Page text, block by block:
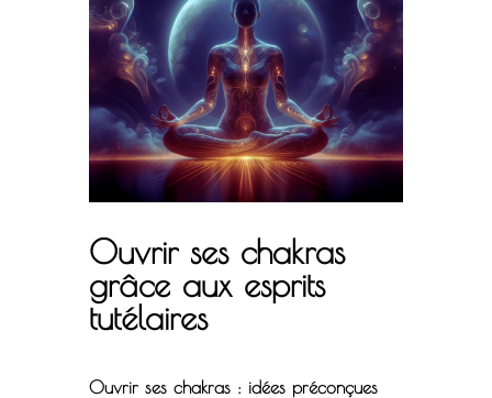
Ouvrir ses chakras
grâce aux esprits
tutélaires
Ouvrir ses chakras : idées préconçues